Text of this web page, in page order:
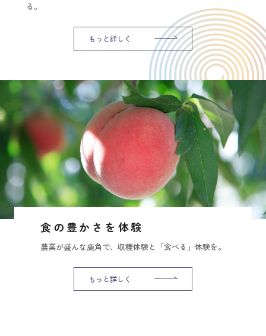
る。
もっと詳しく
食の豊かさを体験
農業が盛んな鹿角で、収穫体験と「食べる」体験を。
もっと詳しく